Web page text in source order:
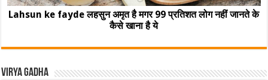
Lahsun ke fayde लहसुन अमृत है मगर 99 प्रतिशत लोग नहीं जानते के
कैसे खाना है ये
Virya Gadha